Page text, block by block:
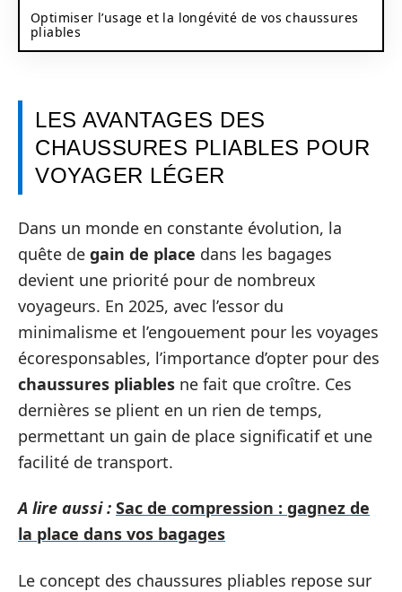
Optimiser l’usage et la longévité de vos chaussures
pliables
LES AVANTAGES DES
CHAUSSURES PLIABLES POUR
VOYAGER LÉGER
Dans un monde en constante évolution, la
quête de gain de place dans les bagages
devient une priorité pour de nombreux
voyageurs. En 2025, avec l’essor du
minimalisme et l’engouement pour les voyages
écoresponsables, l’importance d’opter pour des
chaussures pliables ne fait que croître. Ces
dernières se plient en un rien de temps,
permettant un gain de place significatif et une
facilité de transport.
A lire aussi : Sac de compression : gagnez de
la place dans vos bagages
Le concept des chaussures pliables repose sur